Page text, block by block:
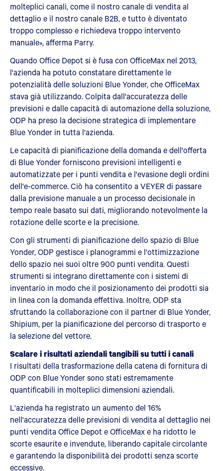
molteplici canali, come il nostro canale di vendita al
dettaglio e il nostro canale B2B, e tutto è diventato
troppo complesso e richiedeva troppo intervento
manuale», afferma Parry.
Quando Office Depot si è fusa con OfficeMax nel 2013,
l'azienda ha potuto constatare direttamente le
potenzialità delle soluzioni Blue Yonder, che OfficeMax
stava già utilizzando. Colpita dall'accuratezza delle
previsioni e dalle capacità di automazione della soluzione,
ODP ha preso la decisione strategica di implementare
Blue Yonder in tutta l'azienda.
Le capacità di pianificazione della domanda e dell'offerta
di Blue Yonder forniscono previsioni intelligenti e
automatizzate per i punti vendita e l'evasione degli ordini
dell'e-commerce. Ciò ha consentito a VEYER di passare
dalla previsione manuale a un processo decisionale in
tempo reale basato sui dati, migliorando notevolmente la
rotazione delle scorte e la precisione.
Con gli strumenti di pianificazione dello spazio di Blue
Yonder, ODP gestisce i planogrammi e l'ottimizzazione
dello spazio nei suoi oltre 900 punti vendita. Questi
strumenti si integrano direttamente con i sistemi di
inventario in modo che il posizionamento dei prodotti sia
in linea con la domanda effettiva. Inoltre, ODP sta
sfruttando la collaborazione con il partner di Blue Yonder,
Shipium, per la pianificazione del percorso di trasporto e
la selezione del vettore.
Scalare i risultati aziendali tangibili su tutti i canali
I risultati della trasformazione della catena di fornitura di
ODP con Blue Yonder sono stati estremamente
quantificabili in molteplici dimensioni aziendali.
L'azienda ha registrato un aumento del 16%
nell'accuratezza delle previsioni di vendita al dettaglio nei
punti vendita Office Depot e OfficeMax e ha ridotto le
scorte esaurite e invendute, liberando capitale circolante
e garantendo la disponibilità dei prodotti senza scorte
eccessive.